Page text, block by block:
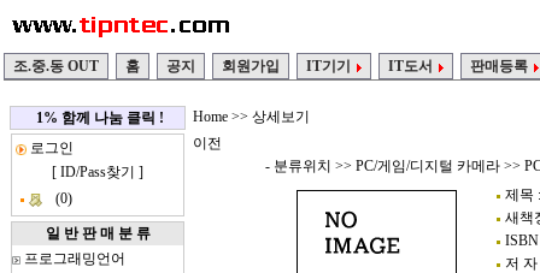
조.중.동 OUT 홈 공지 회원가입 IT기기 IT도서 판매등록
1% 함께 나눔 클릭 !
로그인
[ ID/Pass찾기 ]
(0)
일 반 판 매 분 류
프로그래밍언어
Home >> 상세보기
이전
- 분류위치 >> PC/게임/디지털 카메라 >>
제목
새책
ISBN
저